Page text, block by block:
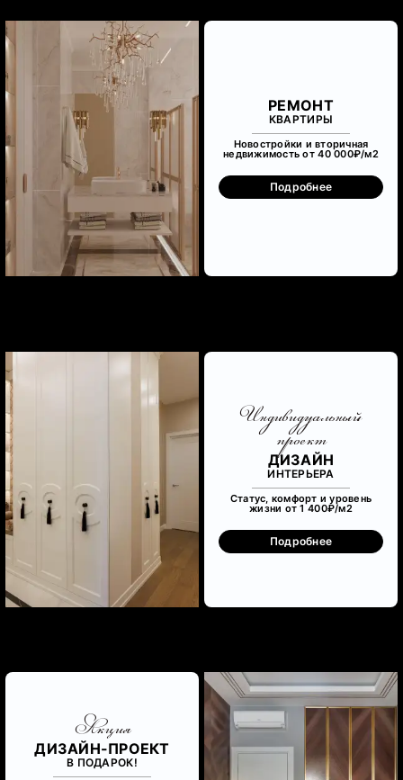
РЕМОНТ
КВАРТИРЫ
Новостройки и вторичная
недвижимость от 40 000₽/м2
Подробнее
Индивидуальный
проект
ДИЗАЙН
ИНТЕРЬЕРА
Статус, комфорт и уровень
жизни от 1 400₽/м2
Подробнее
Акция
ДИЗАЙН-ПРОЕКТ
В ПОДАРОК!